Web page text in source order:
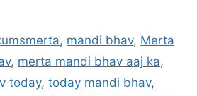
e
, mandi bhav, Merta
, merta mandi bhav aaj ka,
today, today mandi bhav,